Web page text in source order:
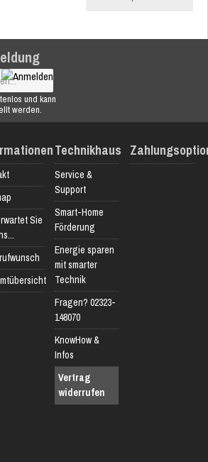
und kann
werden.
Sie
Technikhaus
Service &
Support
Smart-Home
Förderung
Energie sparen
mit smarter
Technik
Fragen? 02323-
148070
KnowHow &
Infos
Vertrag
widerrufen